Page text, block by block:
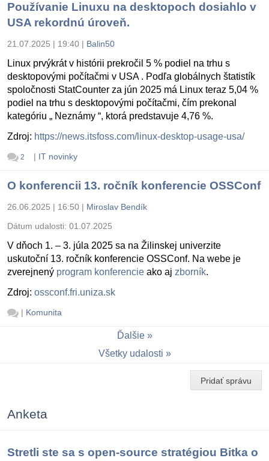
Používanie Linuxu na desktopoch dosiahlo v
USA rekordnú úroveň.
21.07.2025 | 19:40 | Balin50
Linux prvýkrát v histórii prekročil 5 % podiel na trhu s
desktopovými počítačmi v USA . Podľa globálnych štatistík
spoločnosti StatCounter za jún 2025 má Linux teraz 5,04 %
podiel na trhu s desktopovými počítačmi, čím prekonal
kategóriu „ Neznámy “, ktorá predstavuje 4,76 %.
Zdroj: https://news.itsfoss.com/linux-desktop-usage-usa/
2 | IT novinky
O konferencii 13. ročník konferencie OSSConf
26.06.2025 | 16:50 | Miroslav Bendík
Dátum udalosti: 01.07.2025
V dňoch 1. – 3. júla 2025 sa na Žilinskej univerzite
uskutoční 13. ročník konferencie OSSConf. Na webe je
zverejnený program konferencie ako aj zborník.
Zdroj: ossconf.fri.uniza.sk
| Komunita
Ďalšie
Všetky udalosti
Pridať správu
Anketa
Stretli ste sa s open-source stratégiou Bitka o